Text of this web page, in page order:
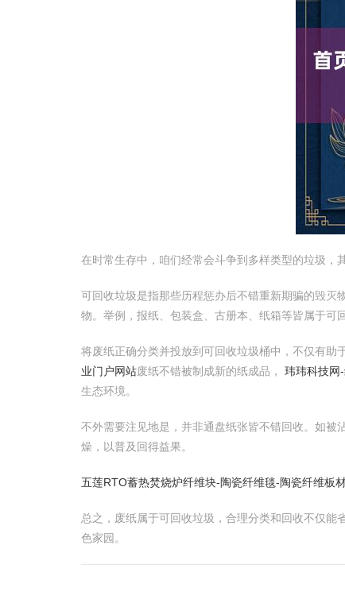
在时常生存中，咱们经常会斗争到多样类型的垃圾，
可回收垃圾是指那些历程惩办后不错重新期骗的毁灭
物。举例，报纸、包装盒、古册本、纸箱等皆属于可
将废纸正确分类并投放到可回收垃圾桶中，不仅有助
业门户网站废纸不错被制成新的纸成品， 玮玮科技网
生态环境。
不外需要注见地是，并非通盘纸张皆不错回收。如
燥，以普及回得益果。
五莲RTO蓄热焚烧炉纤维块-陶瓷纤维毯-陶瓷纤维板
总之，废纸属于可回收垃圾，合理分类和回收不仅
色家园。